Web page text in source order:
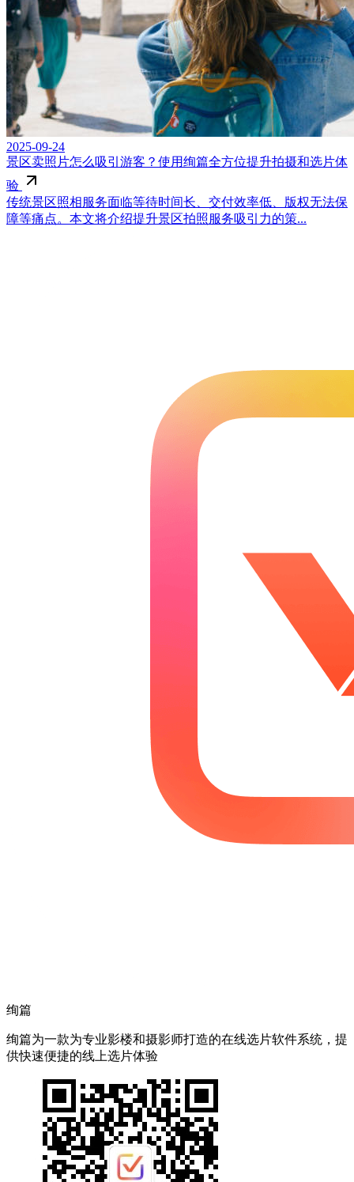
2025-09-24
景区卖照片怎么吸引游客？使用绚篇全方位提升拍摄和选片体
验
传统景区照相服务面临等待时间长、交付效率低、版权无法保
障等痛点。本文将介绍提升景区拍照服务吸引力的策...
绚篇
绚篇为一款为专业影楼和摄影师打造的在线选片软件系统，提
供快速便捷的线上选片体验